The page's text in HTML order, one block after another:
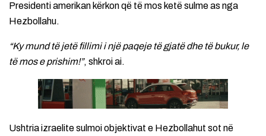
Presidenti amerikan kërkon që të mos ketë sulme as nga
Hezbollahu.
“Ky mund të jetë fillimi i një paqeje të gjatë dhe të bukur, le
të mos e prishim!”, shkroi ai.
Ushtria izraelite sulmoi objektivat e Hezbollahut sot në